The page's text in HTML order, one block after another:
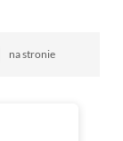
na stronie